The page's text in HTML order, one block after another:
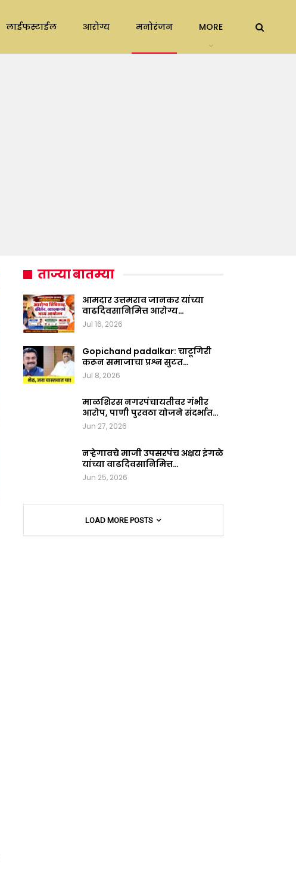
लाईफस्टाईल आरोग्य मनोरंजन MORE
ताज्या बातम्या
आमदार उत्तमराव जानकर यांच्या
वाढदिवसानिमित्त आरोग्य…
Jul 16, 2026
Gopichand padalkar: चाटूगिरी
करून समाजाचा प्रश्न सुटत…
Jul 8, 2026
माळशिरस नगरपंचायतीवर गंभीर
आरोप, पाणी पुरवठा योजने संदर्भात…
Jun 27, 2026
नऱ्हेगावचे माजी उपसरपंच अक्षय इंगळे
यांच्या वाढदिवसानिमित्त…
Jun 25, 2026
LOAD MORE POSTS